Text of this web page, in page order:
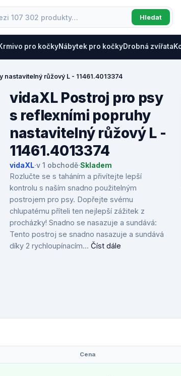
Hledat
pro kočkyNábytek pro kočkyDrobná zvířata
růžový L - 11461.4013374
vidaXL Postroj pro psy
s reflexními popruhy
nastavitelný růžový L -
11461.4013374
vidaXL·v 1 obchodě·Skladem
Rozlučte se s taháním a přivítejte lepší
kontrolu s naším snadno použitelným
postrojem pro psy. Dopřejte svému
chlupatému příteli ten nejlepší zážitek z
procházky! Snadno se nasazuje a sundává:
Tento postroj se snadno nasazuje a sundává
díky 2 rychloupínacím... Číst dále
Cena